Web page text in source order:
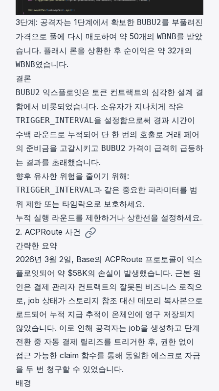
3단계: 공격자는 1단계에서 확보한 BUBU2를 부풀려진
가격으로 풀에 다시 매도하여 약 50개의 WBNB를 받았
습니다. 플래시 론을 상환한 후 순이익은 약 32개의
WBNB였습니다.
결론
BUBU2 익스플로잇은 토큰 컨트랙트의 심각한 설계 결
함에서 비롯되었습니다. 소유자가 지나치게 작은
TRIGGER_INTERVAL을 설정함으로써 경과 시간이
수백 라운드로 누적되어 단 한 번의 호출로 거래 페어
의 준비금을 고갈시키고 BUBU2 가격이 급격히 급등하
는 결과를 초래했습니다.
향후 유사한 위험을 줄이기 위해:
TRIGGER_INTERVAL과 같은 중요한 파라미터를 범
위 제한 또는 타임락으로 보호하세요.
누적 실행 라운드를 제한하거나 상한선을 설정하세요.
2. ACPRoute 사건
간략한 요약
2026년 3월 2일, Base의 ACPRoute 프로토콜이 익스
플로잇되어 약 $58K의 손실이 발생했습니다. 근본 원
인은 결제 관리자 컨트랙트의 잘못된 비즈니스 로직으
로, job 상태가 스토리지 참조 대신 메모리 복사본으로
로드되어 누적 지급 추적이 온체인에 영구 저장되지
않았습니다. 이로 인해 공격자는 job을 생성하고 단계
전환 중 자동 결제 릴리즈를 트리거한 후, 권한 없이
접근 가능한 claim 함수를 통해 동일한 에스크로 자금
을 두 번 청구할 수 있었습니다.
배경